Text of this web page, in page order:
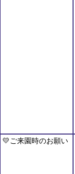
💛ご来園時のお願い